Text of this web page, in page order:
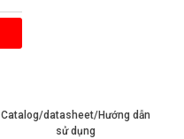
Catalog/datasheet/Hướng dẫn
sử dụng